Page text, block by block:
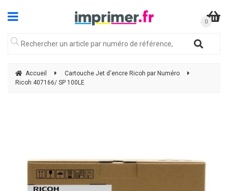
Accueil
Cartouche Jet d'encre Ricoh par Numéro
Ricoh 407166/ SP 100LE